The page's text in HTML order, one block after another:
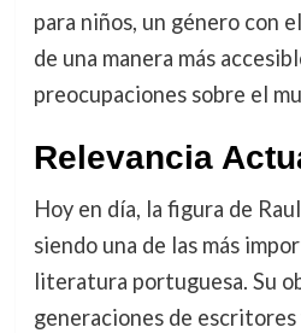
para niños, un género con
de una manera más
preocupaciones sobre el
Relevancia
Hoy en día, la figura de
siendo una de las más
literatura portuguesa. Su
generaciones de escritores